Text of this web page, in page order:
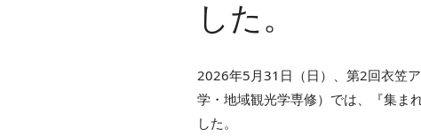
した。
2026年5月31日（日）、第2回衣笠
学・地域観光学専修）では、『集ま
した。